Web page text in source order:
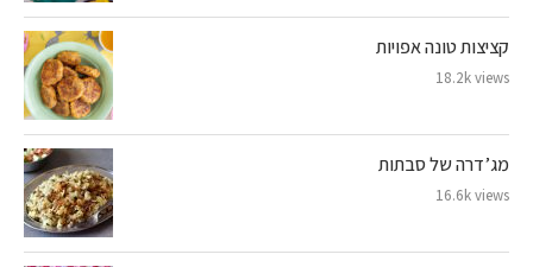
קציצות טונה אפויות
18.2k views
מג’דרה של סבתות
16.6k views